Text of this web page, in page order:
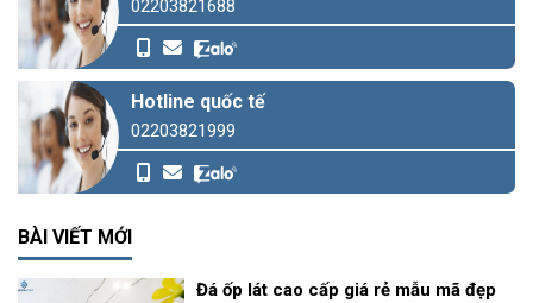
02203821688
Hotline quốc tế
02203821999
BÀI VIẾT MỚI
Đá ốp lát cao cấp giá rẻ mẫu mã đẹp